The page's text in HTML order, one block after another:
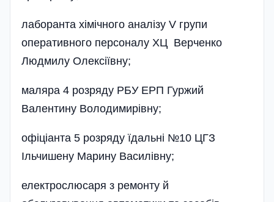
лаборанта хімічного аналізу V групи
оперативного персоналу ХЦ Верченко
Людмилу Олексіївну;
маляра 4 розряду РБУ ЕРП Гуржий
Валентину Володимирівну;
офіціанта 5 розряду їдальні №10 ЦГЗ
Ільчишену Марину Василівну;
електрослюсаря з ремонту й